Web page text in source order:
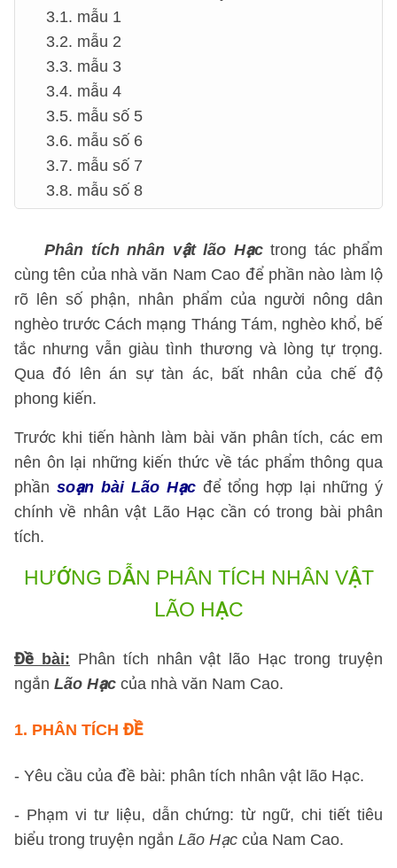
3.1. mẫu 1
3.2. mẫu 2
3.3. mẫu 3
3.4. mẫu 4
3.5. mẫu số 5
3.6. mẫu số 6
3.7. mẫu số 7
3.8. mẫu số 8
Phân tích nhân vật lão Hạc trong tác phẩm
cùng tên của nhà văn Nam Cao để phần nào làm lộ
rõ lên số phận, nhân phẩm của người nông dân
nghèo trước Cách mạng Tháng Tám, nghèo khổ, bế
tắc nhưng vẫn giàu tình thương và lòng tự trọng.
Qua đó lên án sự tàn ác, bất nhân của chế độ
phong kiến.
Trước khi tiến hành làm bài văn phân tích, các em
nên ôn lại những kiến thức về tác phẩm thông qua
phần soạn bài Lão Hạcđể tổng hợp lại những ý
chính về nhân vật Lão Hạc cần có trong bài phân
tích.
HƯỚNG DẪN PHÂN TÍCH NHÂN VẬT
LÃO HẠC
Đề bài: Phân tích nhân vật lão Hạc trong truyện
ngắn Lão Hạc của nhà văn Nam Cao.
1. PHÂN TÍCH ĐỀ
- Yêu cầu của đề bài: phân tích nhân vật lão Hạc.
- Phạm vi tư liệu, dẫn chứng: từ ngữ, chi tiết tiêu
biểu trong truyện ngắn Lão Hạc của Nam Cao.